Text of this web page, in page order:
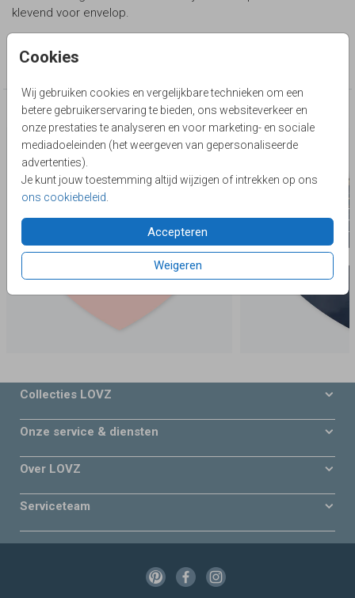
Cookies
Wij gebruiken cookies en vergelijkbare technieken om een
betere gebruikerservaring te bieden, ons websiteverkeer en
onze prestaties te analyseren en voor marketing- en sociale
mediadoeleinden (het weergeven van gepersonaliseerde
advertenties).
Je kunt jouw toestemming altijd wijzigen of intrekken op ons
ons cookiebeleid
Accepteren
Weigeren
klevend voor envelop.
Collectie
Deze producten zijn wellicht ook iets voor je
Collecties LOVZ
Onze service & diensten
Over LOVZ
Serviceteam